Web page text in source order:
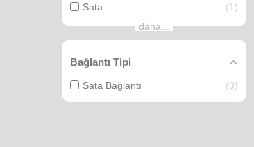
Sata
1
daha...
Bağlantı Tipi
Sata Bağlantı 3